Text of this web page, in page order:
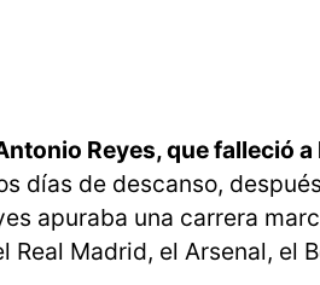
Reyes, que falleció
días de descanso,
apuraba una carrera
Madrid, el Arsenal, el